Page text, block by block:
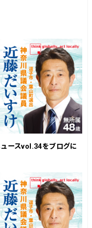
ースvol.34をブログに